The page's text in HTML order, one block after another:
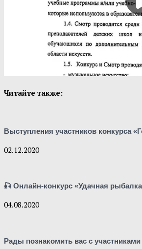
Читайте также:
Выступления участников конкурса
02.12.2020
🎣 Онлайн-конкурс «Удачная
04.08.2020
Рады познакомить вас с